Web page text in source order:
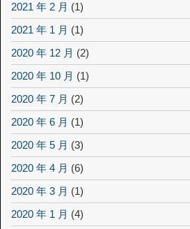
2021 年 2 月 (1)
2021 年 1 月 (1)
2020 年 12 月 (2)
2020 年 10 月 (1)
2020 年 7 月 (2)
2020 年 6 月 (1)
2020 年 5 月 (3)
2020 年 4 月 (6)
2020 年 3 月 (1)
2020 年 1 月 (4)